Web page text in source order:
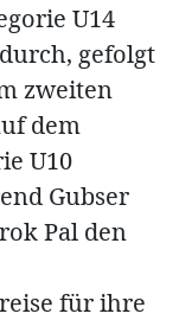
U14
gefolgt
zweiten
dem
U10
Gubser
Pal den
für ihre